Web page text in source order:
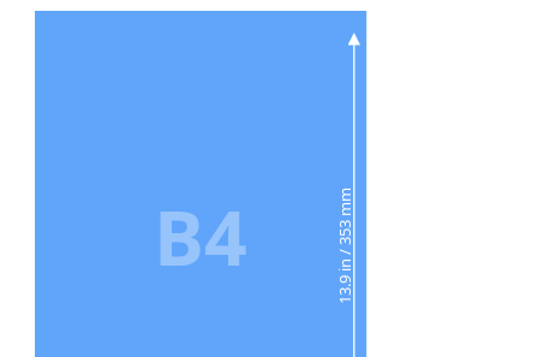
13.9 in / 353 mm
B4